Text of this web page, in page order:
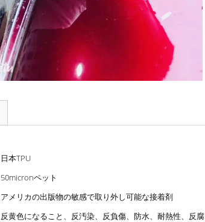
日本TPU
50micronペット
アメリカの出版物の敏感で取り外し可能な接着剤
反黄色になること、反汚染、反負傷、防水、耐熱性、反腐